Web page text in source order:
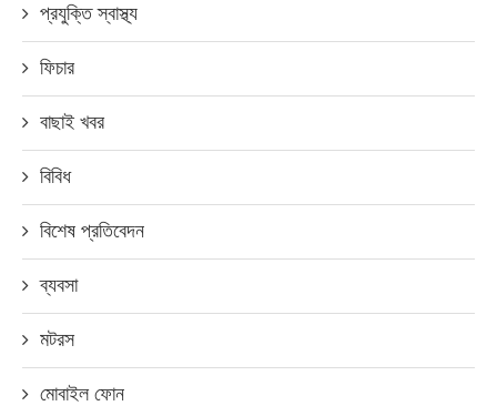
প্রযুক্তি স্বাস্থ্য
ফিচার
বাছাই খবর
বিবিধ
বিশেষ প্রতিবেদন
ব্যবসা
মটরস
মোবাইল ফোন